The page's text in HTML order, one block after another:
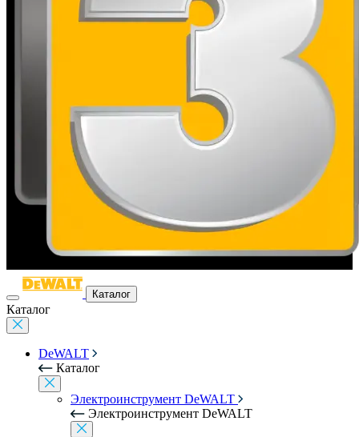
Каталог
Каталог
DeWALT
Каталог
Электроинструмент DeWALT
Электроинструмент DeWALT